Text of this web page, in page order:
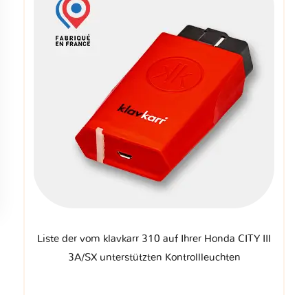
Liste der vom klavkarr 310 auf Ihrer Honda CITY III
3A/SX unterstützten Kontrollleuchten